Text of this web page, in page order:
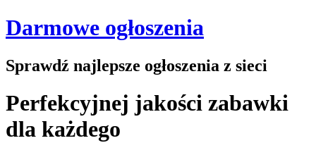
Darmowe ogłoszenia
Sprawdź najlepsze ogłoszenia z sieci
Perfekcyjnej jakości zabawki
dla każdego